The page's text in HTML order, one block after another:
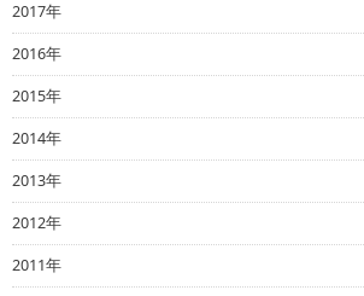
2017年
2016年
2015年
2014年
2013年
2012年
2011年